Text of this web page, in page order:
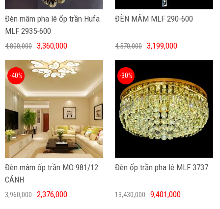
Đèn mâm pha lê ốp trần Hufa
MLF 2935-600
4,800,000 3,360,000
ĐÈN MÂM MLF 290-600
4,570,000 3,199,000
Đèn mâm ốp trần MO 981/12
CÁNH
-40%
3,960,000 2,376,000
Đèn ốp trần pha lê MLF 3737
-30%
13,430,000 9,401,000